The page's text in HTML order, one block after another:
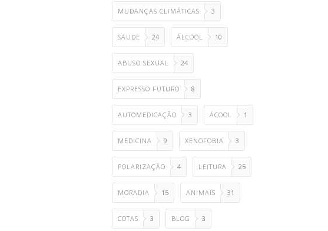
MUDANÇAS CLIMÁTICAS 3
SAUDE 24 ÁLCOOL 10
ABUSO SEXUAL 24
EXPRESSO FUTURO 8
AUTOMEDICAÇÃO 3 ÁCOOL 1
MEDICINA 9 XENOFOBIA 3
POLARIZAÇÃO 4 LEITURA 25
MORADIA 15 ANIMAIS 31
COTAS 3 BLOG 3